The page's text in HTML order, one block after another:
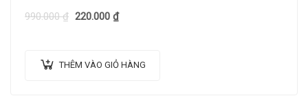
990.000₫ 220.000 ₫
THÊM VÀO GIỎ HÀNG